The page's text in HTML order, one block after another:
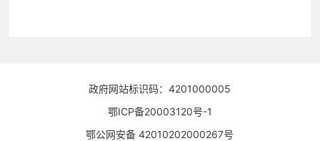
政府网站标识码：4201000005
鄂ICP备20003120号-1
鄂公网安备 42010202000267号